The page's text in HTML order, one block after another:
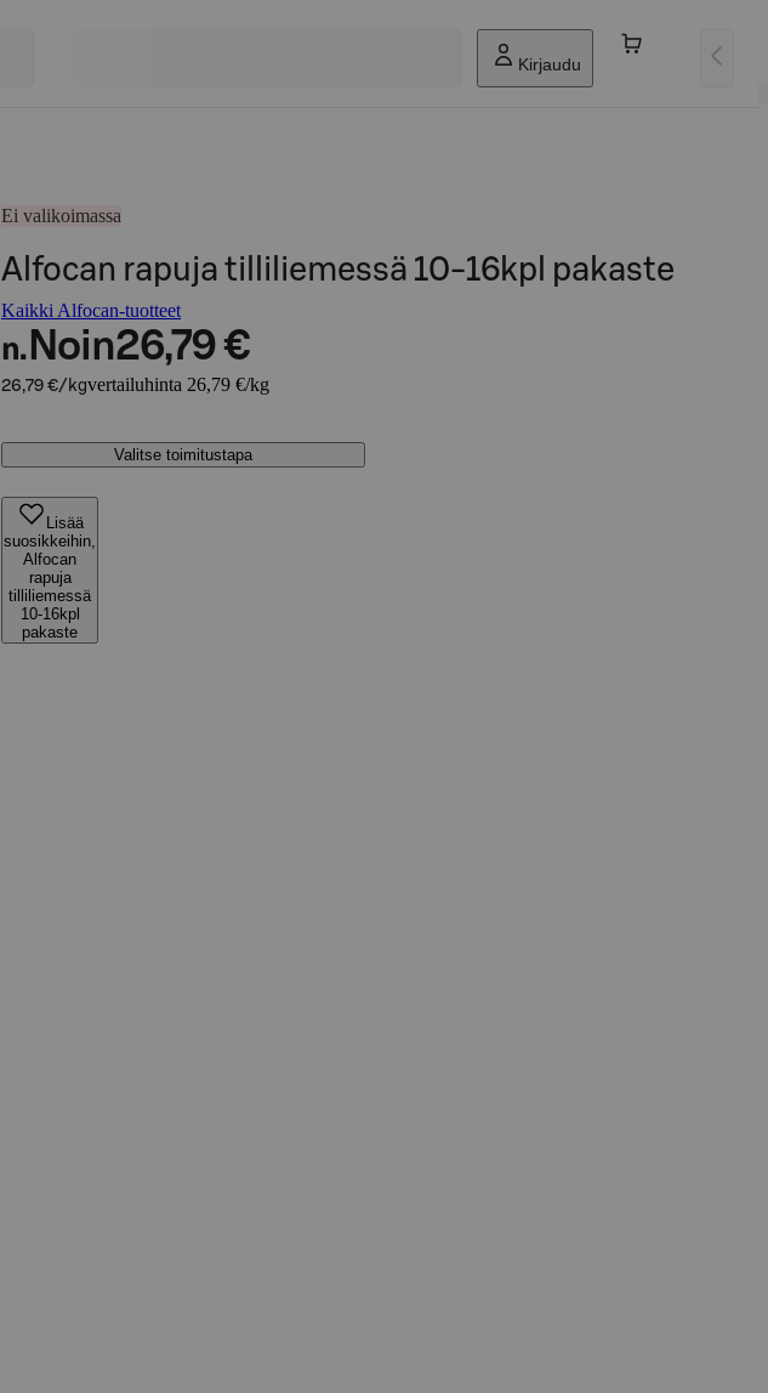
Kirjaudu
Ei valikoimassa
Alfocan rapuja tilliliemessä 10-16kpl pakaste
Kaikki Alfocan-tuotteet
n. Noin26,79 €
26,79 €/kgvertailuhinta 26,79 €/kg
Valitse toimitustapa
Lisää
suosikkeihin,
Alfocan
rapuja
tilliliemessä
10-16kpl
pakaste